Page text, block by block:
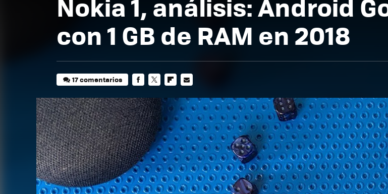
con 1 GB de RAM en 2018
17 comentarios
MAIL